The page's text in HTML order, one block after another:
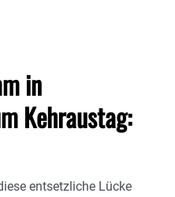
in
Kehraustag:
entsetzliche Lücke